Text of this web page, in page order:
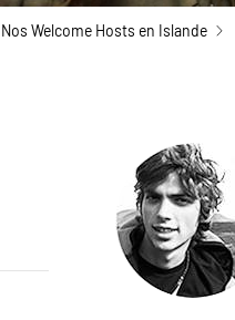
Nos Welcome Hosts en Islande